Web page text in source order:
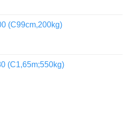
(C99cm,200kg)
(C1,65m;550kg)